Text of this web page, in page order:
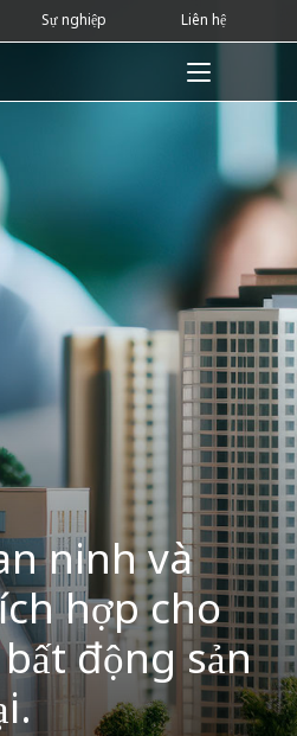
Sự nghiệp Liên hệ
ninh và
hợp cho
động sản